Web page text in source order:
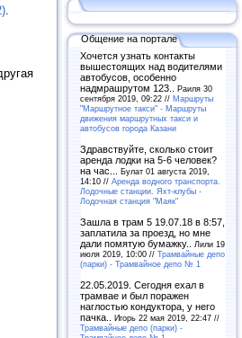
.
Общение на портале
Хочется узнать контакты
вышестоящих над водителями
автобусов, особенно
надмрашрутом 123.. Раиля 30
сентября 2019, 09:22 // Маршруты
"Маршрутное такси" - Маршруты
движения маршрутных такси и
автобусов города Казани
Здравствуйте, сколько стоит
аренда лодки на 5-6 человек?
на час... Булат 01 августа 2019,
14:10 // Аренда водного транспорта.
Лодочные станции. Яхт-клубы -
Лодочная станция "Маяк"
Зашла в трам 5 19.07.18 в 8:57,
заплатила за проезд, но мне
дали помятую бумажку..
Лили 19
июля 2019, 10:00 // Трамвайные депо
(парки) - Трамвайное депо № 1
22.05.2019. Сегодня ехал в
трамвае и был поражен
наглостью кондуктора, у него
пачка.. Игорь 22 мая 2019, 22:47 //
Трамвайные депо (парки) -